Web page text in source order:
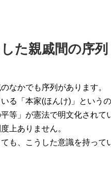
た親戚間の序列
なかでも序列があります。
る「本家(ほんけ)」という
等」が憲法で明文化され
上ありません。
も、こうした意識を持って